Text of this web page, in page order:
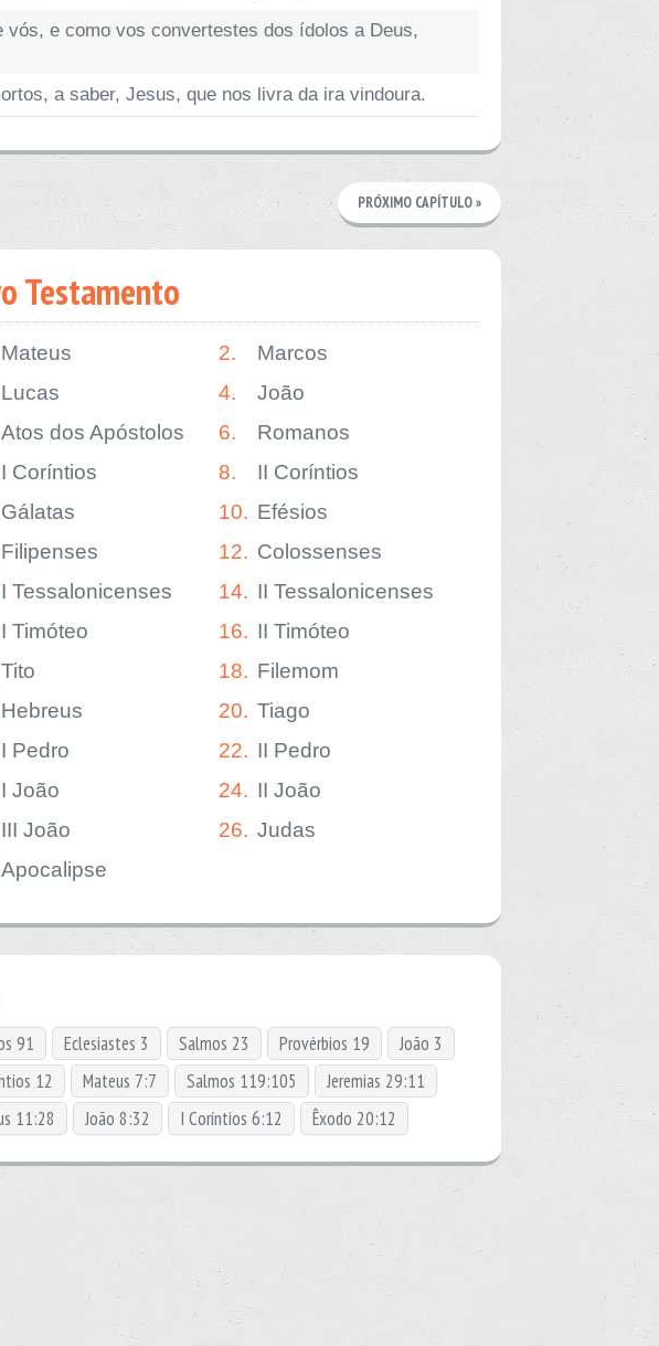
vós, e como vos convertestes dos ídolos a Deus,
a saber, Jesus, que nos livra da ira vindoura.
PRÓXIMO CAPÍTULO »
Testamento
Mateus 2.
Marcos
Lucas 4.
João
Atos dos Apóstolos 6.
Romanos
I Coríntios 8.
II Coríntios
Gálatas 10. Efésios
Filipenses 12. Colossenses
I Tessalonicenses 14. II Tessalonicenses
I Timóteo 16. II Timóteo
Tito 18. Filemom
Hebreus 20. Tiago
I Pedro 22. II Pedro
I João 24. II João
III João 26. Judas
Apocalipse
91 Eclesiastes 3 Salmos 23 Provérbios 19
João 3
12
Mateus 7:7 Salmos 119:105
Jeremias 29:11
11:28
João 8:32 I Coríntios 6:12 Êxodo 20:12